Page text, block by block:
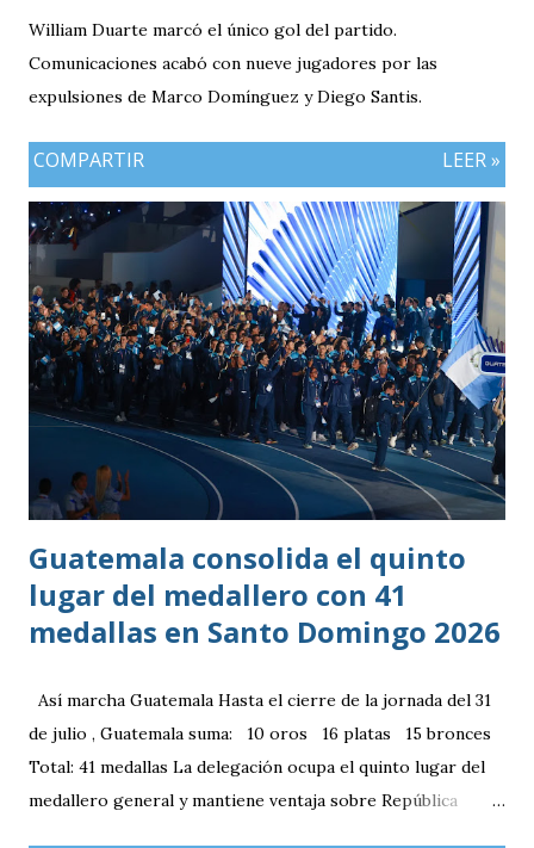
William Duarte marcó el único gol del partido.
Comunicaciones acabó con nueve jugadores por las
expulsiones de Marco Domínguez y Diego Santis.
COMPARTIR LEER »
Guatemala consolida el quinto
lugar del medallero con 41
medallas en Santo Domingo 2026
Así marcha Guatemala Hasta el cierre de la jornada del 31
de julio , Guatemala suma: 10 oros 16 platas 15 bronces
Total: 41 medallas La delegación ocupa el quinto lugar del
medallero general y mantiene ventaja sobre República